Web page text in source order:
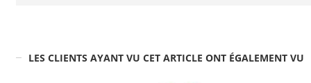
LES CLIENTS AYANT VU CET ARTICLE ONT ÉGALEMENT VU